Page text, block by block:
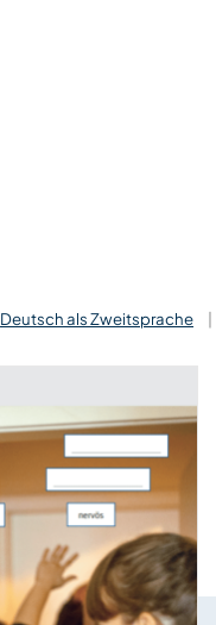
Deutsch als Zweitsprache |